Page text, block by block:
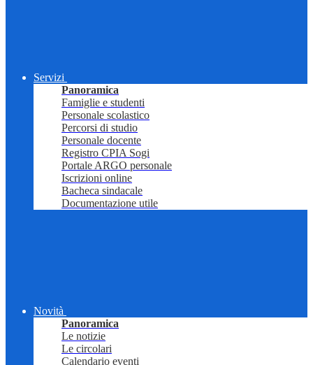
Servizi
Panoramica
Famiglie e studenti
Personale scolastico
Percorsi di studio
Personale docente
Registro CPIA Sogi
Portale ARGO personale
Iscrizioni online
Bacheca sindacale
Documentazione utile
Novità
Panoramica
Le notizie
Le circolari
Calendario eventi